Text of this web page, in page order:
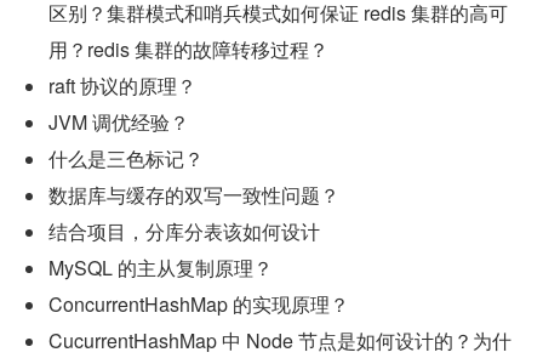
区别？集群模式和哨兵模式如何保证 redis 集群的高可
用？redis 集群的故障转移过程？
raft 协议的原理？
JVM 调优经验？
什么是三色标记？
数据库与缓存的双写一致性问题？
结合项目，分库分表该如何设计
MySQL 的主从复制原理？
ConcurrentHashMap 的实现原理？
CucurrentHashMap 中 Node 节点是如何设计的？为什